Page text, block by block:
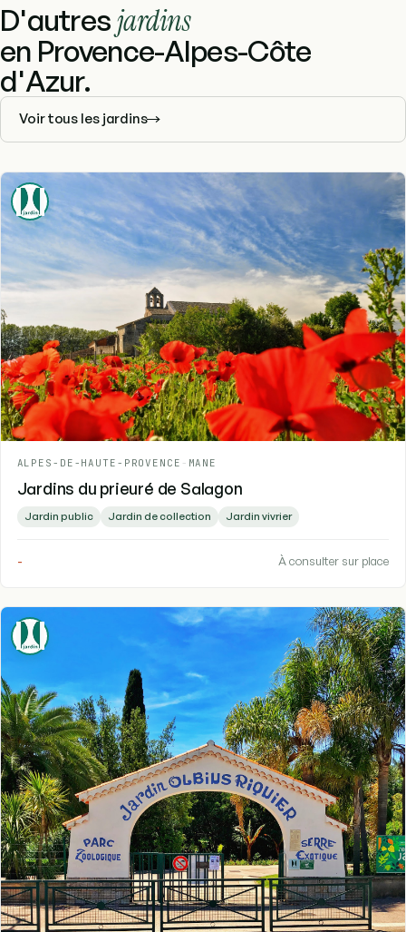
D'autresjardins
en Provence-Alpes-Côte
d'Azur.
Voir tous les jardins
ALPES-DE-HAUTE-PROVENCE - MANE
Jardins du prieuré de Salagon
Jardin public Jardin de collection Jardin vivrier
- À consulter sur place